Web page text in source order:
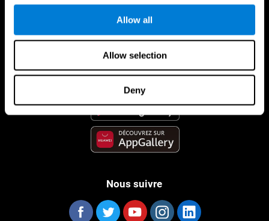
Allow all
Allow selection
Deny
Nous suivre